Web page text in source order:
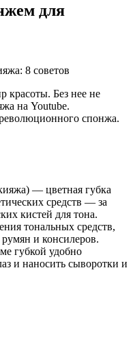
для
8 советов
красоты. Без нее не
на Youtube.
спонжа.
— цветная губка
средств — за
кистей для тона.
тональных средств,
и консилеров.
губкой удобно
и наносить сыворотки и